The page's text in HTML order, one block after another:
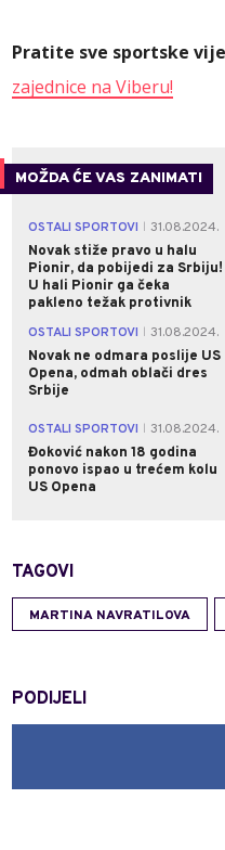
Pratite sve sportske
zajednice na Viberu!
MOŽDA ĆE VAS ZANIMATI
OSTALI SPORTOVI
31.08.2024.
Novak stiže pravo u halu
Pionir, da pobijedi za Srbiju!
U hali Pionir ga čeka
pakleno težak protivnik
OSTALI SPORTOVI
31.08.2024.
Novak ne odmara poslije US
Opena, odmah oblači dres
Srbije
OSTALI SPORTOVI
31.08.2024.
Đoković nakon 18 godina
ponovo ispao u trećem kolu
US Opena
TAGOVI
MARTINA NAVRATILOVA
PODIJELI